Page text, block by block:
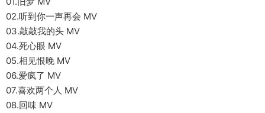
02.听到你一声再会 MV
03.敲敲我的头 MV
04.死心眼 MV
05.相见恨晚 MV
06.爱疯了 MV
07.喜欢两个人 MV
08.回味 MV